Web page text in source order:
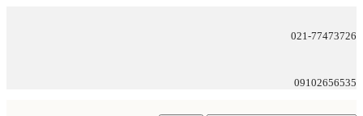
021-77473726
09102656535